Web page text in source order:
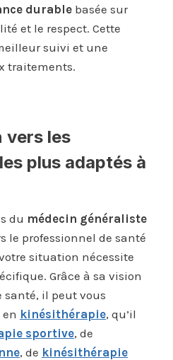
durable basée sur
et le respect. Cette
suivi et une
traitements.
vers les
plus adaptés à
du médecin généraliste
le professionnel de santé
situation nécessite
Grâce à sa vision
santé, il peut vous
kinésithérapie, qu’il
sportive, de
, de kinésithérapie